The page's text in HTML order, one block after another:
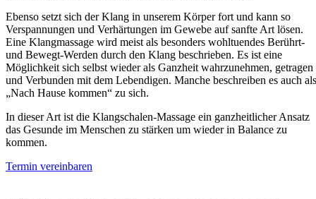
Ebenso setzt sich der Klang in unserem Körper fort und kann so
Verspannungen und Verhärtungen im Gewebe auf sanfte Art lösen.
Eine Klangmassage wird meist als besonders wohltuendes Berührt-
und Bewegt-Werden durch den Klang beschrieben. Es ist eine
Möglichkeit sich selbst wieder als Ganzheit wahrzunehmen, getragen
und Verbunden mit dem Lebendigen. Manche beschreiben es auch als
„Nach Hause kommen“ zu sich.
In dieser Art ist die Klangschalen-Massage ein ganzheitlicher Ansatz
das Gesunde im Menschen zu stärken um wieder in Balance zu
kommen.
Termin vereinbaren